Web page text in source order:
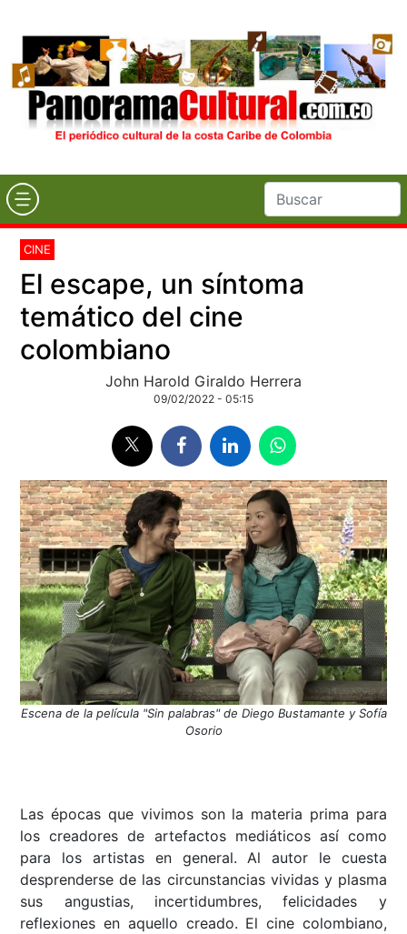
CINE
El escape, un síntoma
temático del cine
colombiano
John Harold Giraldo Herrera
09/02/2022 - 05:15
Escena de la película "Sin palabras" de Diego Bustamante y Sofía
Osorio
Las épocas que vivimos son la materia prima para
los creadores de artefactos mediáticos así como
para los artistas en general. Al autor le cuesta
desprenderse de las circunstancias vividas y plasma
sus angustias, incertidumbres, felicidades y
reflexiones en aquello creado. El cine colombiano,